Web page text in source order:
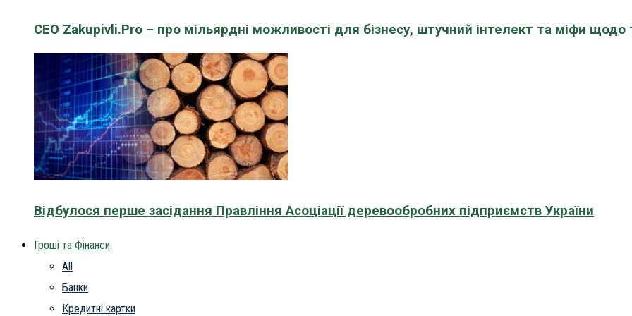
CEO Zakupivli.Pro – про мільярдні можливості для бізнесу, штучний інтелект та міфи щодо
Відбулося перше засідання Правління Асоціації деревообробних підприємств України
Гроші та Фінанси
All
Банки
Кредитні картки